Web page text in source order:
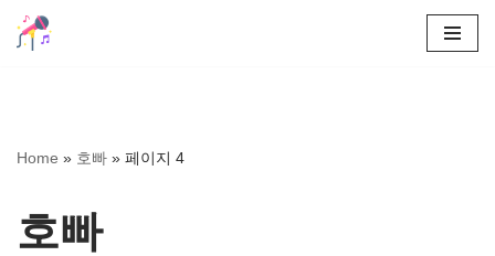
로
너
뛰
Home » 호빠 » 페이지 4
호빠